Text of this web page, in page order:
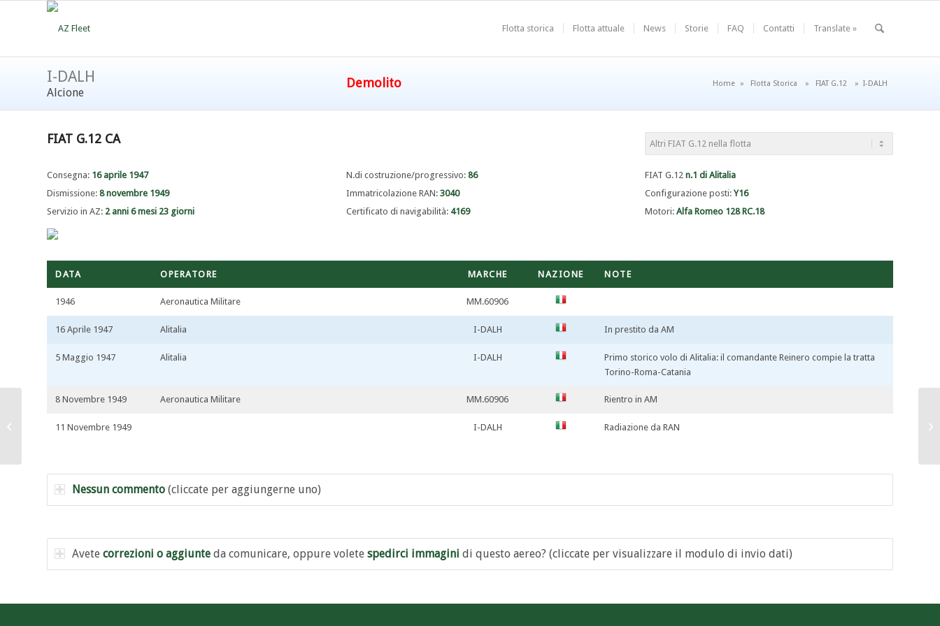
Flotta storica Flotta attuale News Storie FAQ Contatti Translate »
I-DALH
Alcione
Demolito Home » Flotta Storica » FIAT G.12 » I-DALH
FIAT G.12 CA
Consegna: 16 aprile 1947
Dismissione: 8 novembre 1949
Servizio in AZ: 2 anni 6 mesi 23 giorni
N.di costruzione/progressivo: 86
Immatricolazione RAN: 3040
Certificato di navigabilità: 4169
FIAT G.12n.1 di Alitalia
Configurazione posti:Y16
Motori:Alfa Romeo 128 RC.18
DATA OPERATORE MARCHE NAZIONE NOTE
1946 Aeronautica Militare MM.60906
16 Aprile 1947 Alitalia I-DALH In prestito da AM
5 Maggio 1947 Alitalia I-DALH
Primo storico volo di Alitalia: il comandante Reinero compie la tratta
Torino-Roma-Catania
8 Novembre 1949 Aeronautica Militare MM.60906 Rientro in AM
11 Novembre 1949 I-DALH Radiazione da RAN
Nessun commento (cliccate per aggiungerne uno)
Avete correzioni o aggiunte da comunicare, oppure volete spedirci immagini di questo aereo? (cliccate per visualizzare il modulo di invio dati)